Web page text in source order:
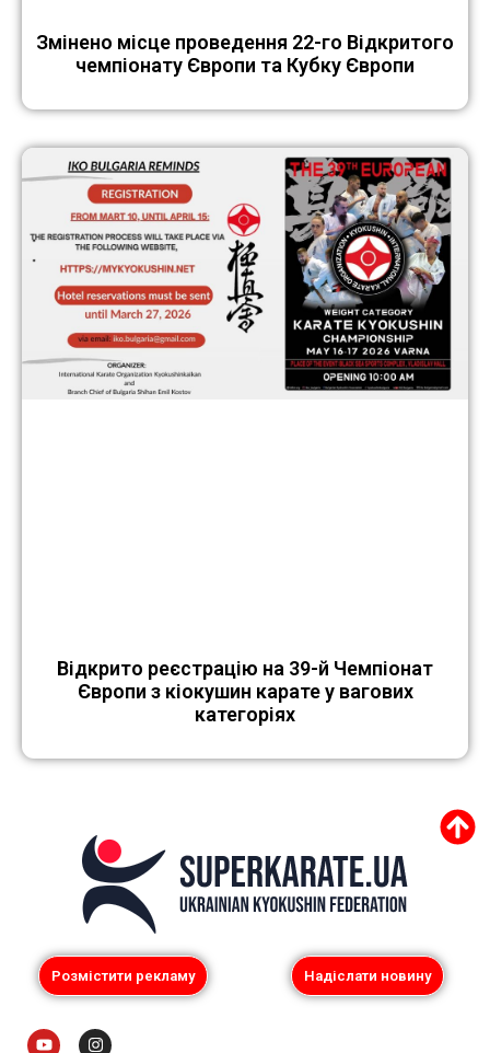
Змінено місце проведення 22-го Відкритого
чемпіонату Європи та Кубку Європи
Відкрито реєстрацію на 39-й Чемпіонат
Європи з кіокушин карате у вагових
категоріях
Розмістити рекламу Надіслати новину